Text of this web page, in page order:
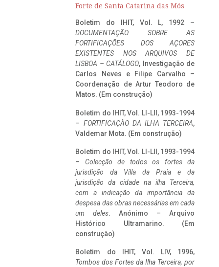
Forte de Santa Catarina das Mós
Boletim do IHIT, Vol. L, 1992 –
DOCUMENTAÇÃO SOBRE AS
FORTIFICAÇÕES DOS AÇORES
EXISTENTES NOS ARQUIVOS DE
LISBOA – CATÁLOGO, Investigação de
Carlos Neves e Filipe Carvalho –
Coordenação de Artur Teodoro de
Matos. (Em construção)
Boletim do IHIT, Vol. LI-LII, 1993-1994
– FORTIFICAÇÃO DA ILHA TERCEIRA,
Valdemar Mota. (Em construção)
Boletim do IHIT, Vol. LI-LII, 1993-1994
– Colecção de todos os fortes da
jurisdição da Villa da Praia e da
jurisdição da cidade na ilha Terceira,
com a indicação da importância da
despesa das obras necessárias em cada
um deles. Anónimo – Arquivo
Histórico Ultramarino. (Em
construção)
Boletim do IHIT, Vol. LIV, 1996,
Tombos dos Fortes da Ilha Terceira, por